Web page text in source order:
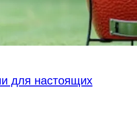
для настоящих